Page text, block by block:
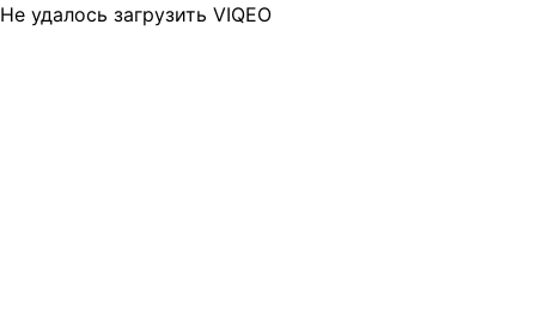
Не удалось загрузить VIQEO